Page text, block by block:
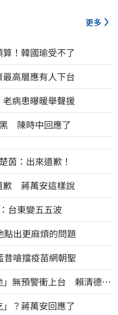
更多
！韓國瑜受不了
高層應有人下台
病患曝暖舉聲援
陳時中回應了
：出來道歉！
歉 蔣萬安這樣說
台東變五五波
點出更麻煩的問題
昔嗆擋疫苗網朝聖
」無預警衝上台 賴清德笑
？蔣萬安回應了